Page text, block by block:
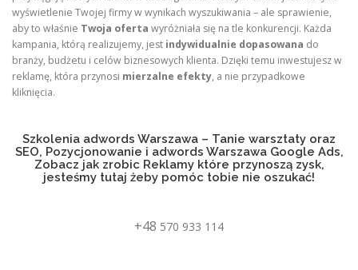
wyświetlenie Twojej firmy w wynikach wyszukiwania – ale sprawienie,
aby to właśnie Twoja oferta wyróżniała się na tle konkurencji. Każda
kampania, którą realizujemy, jest indywidualnie dopasowana do
branży, budżetu i celów biznesowych klienta. Dzięki temu inwestujesz w
reklamę, która przynosi mierzalne efekty, a nie przypadkowe
kliknięcia.
Szkolenia adwords Warszawa – Tanie warsztaty oraz
SEO, Pozycjonowanie i adwords Warszawa Google Ads,
Zobacz jak zrobic Reklamy które przynoszą zysk,
jesteśmy tutaj żeby pomóc tobie nie oszukać!
+48 570 933 114